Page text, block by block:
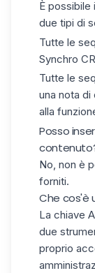
È possibile
due tipi di
Tutte le
Synchro
Tutte le
una nota
alla
Posso
No, non è
forniti.
Che cos'è
La chiave
due
proprio